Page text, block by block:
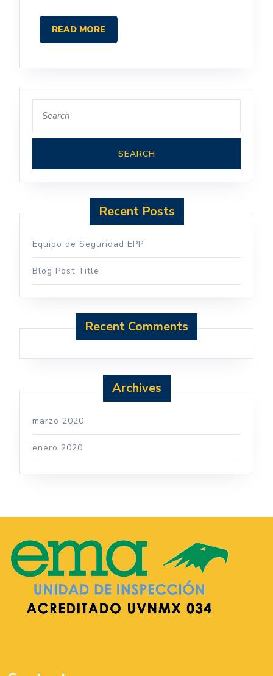
READ MORE
MORE
for:
Recent Posts
Equipo de Seguridad EPP
Blog Post Title
Recent Comments
Archives
marzo 2020
enero 2020